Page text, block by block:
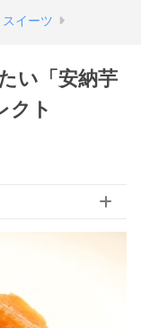
イーツ
い「安納芋
クト